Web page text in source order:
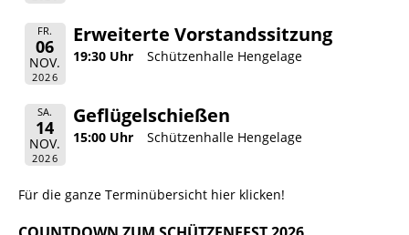
FR.
06
NOV.
2026
Erweiterte Vorstandssitzung
19:30 Uhr Schützenhalle Hengelage
SA.
14
NOV.
2026
Geflügelschießen
15:00 Uhr Schützenhalle Hengelage
Für die ganze Terminübersicht hier klicken!